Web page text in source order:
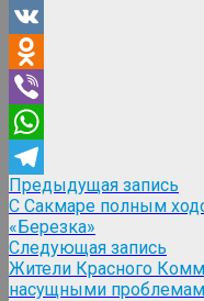
VK
Odnoklassniki
Viber
WhatsApp
Telegram
Навигация
по
записям
Предыдущая запись
С Сакмаре полным
«Березка»
Следующая запись
Жители Красного
насущными